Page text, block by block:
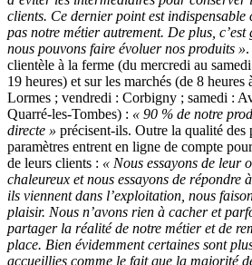
clients. Ce dernier point est indispensable
pas notre métier autrement. De plus,
nous pouvons faire évoluer nos produits »
clientèle à la ferme (du mercredi au
19 heures) et sur les marchés (de 8 heures
Lormes ; vendredi : Corbigny ; samedi :
Quarré-les-Tombes) : « 90 % de notre
directe » précisent-ils. Outre la qualité des
paramètres entrent en ligne de compte
de leurs clients : « Nous essayons de leur
chaleureux et nous essayons de répondre
ils viennent dans l’exploitation, nous
plaisir. Nous n’avons rien à cacher et
partager la réalité de notre métier et de
place. Bien évidemment certaines sont
accueillies comme le fait que la majorité